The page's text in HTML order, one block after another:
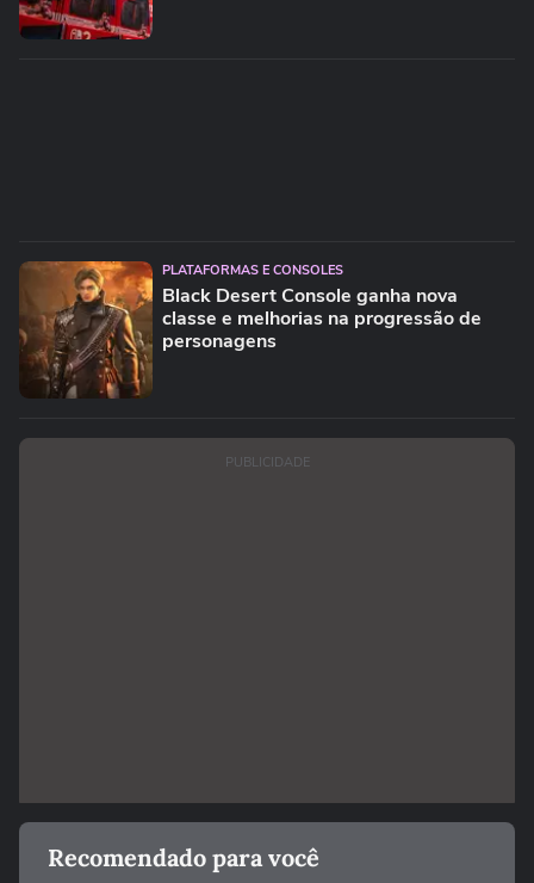
PLATAFORMAS E CONSOLES
Black Desert Console ganha nova
classe e melhorias na progressão de
personagens
PUBLICIDADE
Recomendado para você